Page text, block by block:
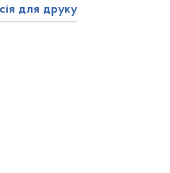
для друку